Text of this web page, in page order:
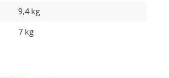
9,4 kg
7 kg